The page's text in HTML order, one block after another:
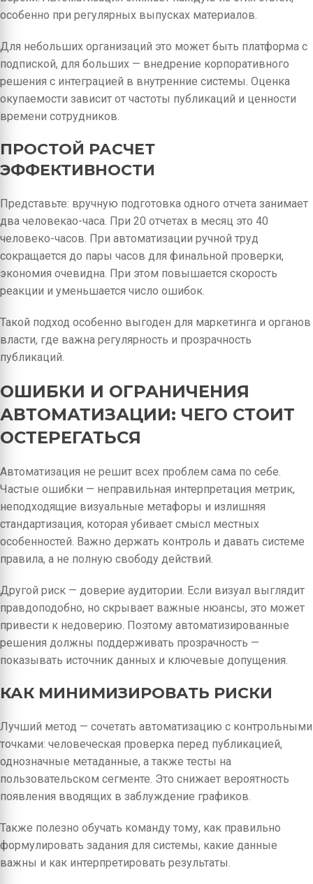
особенно при регулярных выпусках материалов.
Для небольших организаций это может быть платформа с
подпиской, для больших — внедрение корпоративного
решения с интеграцией в внутренние системы. Оценка
окупаемости зависит от частоты публикаций и ценности
времени сотрудников.
ПРОСТОЙ РАСЧЕТ
ЭФФЕКТИВНОСТИ
Представьте: вручную подготовка одного отчета занимает
два человекао-часа. При 20 отчетах в месяц это 40
человеко-часов. При автоматизации ручной труд
сокращается до пары часов для финальной проверки,
экономия очевидна. При этом повышается скорость
реакции и уменьшается число ошибок.
Такой подход особенно выгоден для маркетинга и органов
власти, где важна регулярность и прозрачность
публикаций.
ОШИБКИ И ОГРАНИЧЕНИЯ
АВТОМАТИЗАЦИИ: ЧЕГО СТОИТ
ОСТЕРЕГАТЬСЯ
Автоматизация не решит всех проблем сама по себе.
Частые ошибки — неправильная интерпретация метрик,
неподходящие визуальные метафоры и излишняя
стандартизация, которая убивает смысл местных
особенностей. Важно держать контроль и давать системе
правила, а не полную свободу действий.
Другой риск — доверие аудитории. Если визуал выглядит
правдоподобно, но скрывает важные нюансы, это может
привести к недоверию. Поэтому автоматизированные
решения должны поддерживать прозрачность —
показывать источник данных и ключевые допущения.
КАК МИНИМИЗИРОВАТЬ РИСКИ
Лучший метод — сочетать автоматизацию с контрольными
точками: человеческая проверка перед публикацией,
однозначные метаданные, а также тесты на
пользовательском сегменте. Это снижает вероятность
появления вводящих в заблуждение графиков.
Также полезно обучать команду тому, как правильно
формулировать задания для системы, какие данные
важны и как интерпретировать результаты.